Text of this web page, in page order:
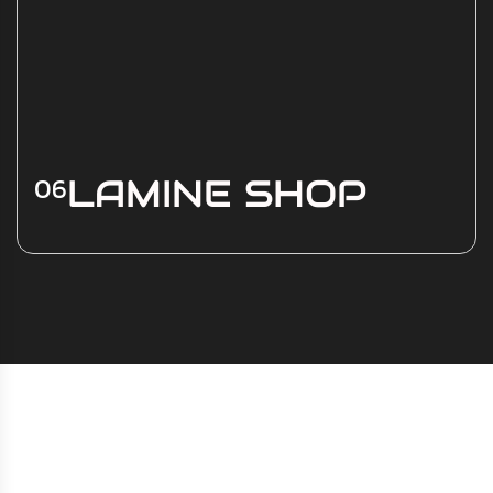
06LAMINE SHOP
Nous avons créé pour Lamine Shop un site